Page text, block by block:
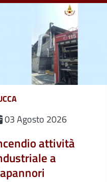
03 Agosto 2026
attività
a